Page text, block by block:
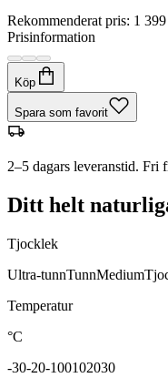
Rekommenderat pris: 1
Prisinformation
Köp
Spara som favorit
2–5 dagars leveranstid. Fri
Ditt helt
Tjocklek
Ultra-tunnTunnMedium
Temperatur
°C
-30-20-100102030